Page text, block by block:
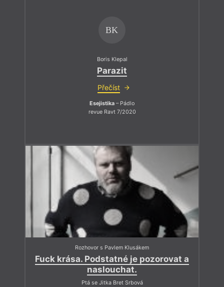
BK
Boris Klepal
Parazit
Přečíst
Esejistika – Pádlo
revue Ravt 7/2020
Rozhovor s Pavlem Klusákem
Fuck krása. Podstatné je pozorovat a
naslouchat.
Ptá se Jitka Bret Srbová